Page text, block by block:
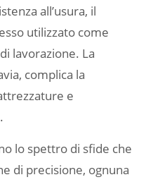
all’usura, il
utilizzato come
lavorazione. La
complica la
e
lo spettro di sfide che
di precisione, ognuna